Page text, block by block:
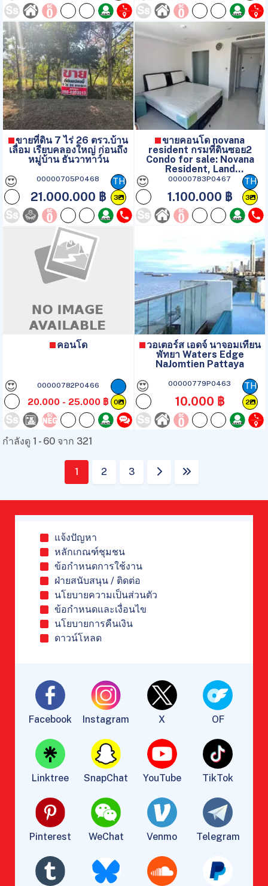
ขายที่ดิน 7 ไร่ 26 ตรว.บ้าน
เลื่อม เรียบคลองใหญ่ ก่อนถึง
หมู่บ้าน ธันวาทาว์น
😍 00000705P0468
21.000.000 ฿
TH
3
ขายคอนโด novana
resident กรมที่ดินซอย2
Condo for sale: Novana
Resident, Land
Department Soi 2.
😍 00000783P0467
1.100.000 ฿
TH
3
คอนโด
😍 00000782P0466
20.000 - 25.000 ฿ 0
วอเตอร์ส เอดจ์ นาจอมเทียน
พัทยา Waters Edge
NaJomtien Pattaya
😍 00000779P0463
10.000 ฿
TH
2
กำลังดู 1 - 60 จาก 321
1 2 3
แจ้งปัญหา
หลักเกณฑ์ชุมชน
ข้อกำหนดการใช้งาน
ฝ่ายสนับสนุน / ติดต่อ
นโยบายความเป็นส่วนตัว
ข้อกำหนดและเงื่อนไข
นโยบายการคืนเงิน
ดาวน์โหลด
Facebook Instagram X OF
Linktree SnapChat YouTube TikTok
Pinterest WeChat Venmo Telegram